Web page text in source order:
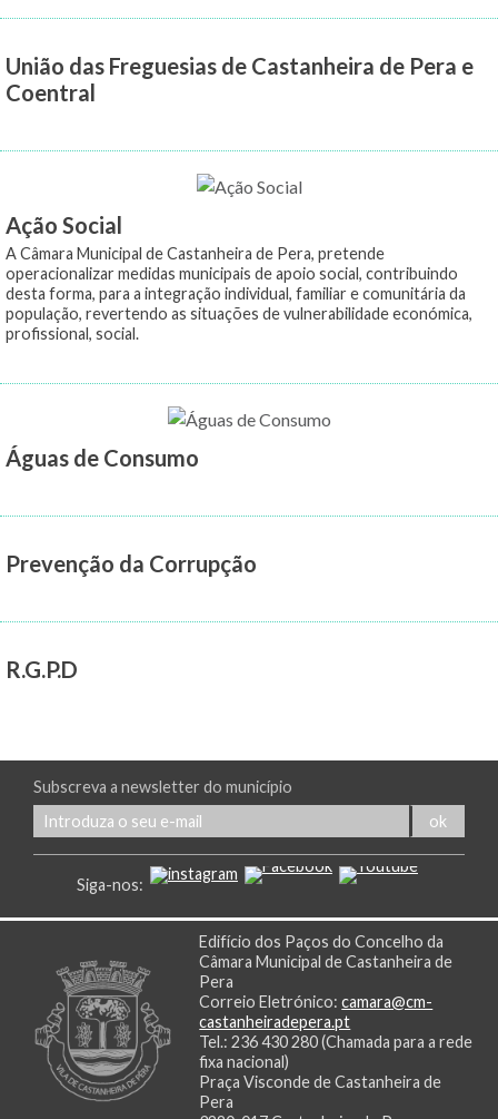
União das Freguesias de Castanheira de Pera e
Coentral
Ação Social
A Câmara Municipal de Castanheira de Pera, pretende
operacionalizar medidas municipais de apoio social, contribuindo
desta forma, para a integração individual, familiar e comunitária da
população, revertendo as situações de vulnerabilidade económica,
profissional, social.
Águas de Consumo
Prevenção da Corrupção
R.G.P.D
Subscreva a newsletter do município
Siga-nos:
Edifício dos Paços do Concelho da
Câmara Municipal de Castanheira de
Pera
Correio Eletrónico:camara@cm-
castanheiradepera.pt
Tel.: 236 430 280 (Chamada para a rede
fixa nacional)
Praça Visconde de Castanheira de
Pera